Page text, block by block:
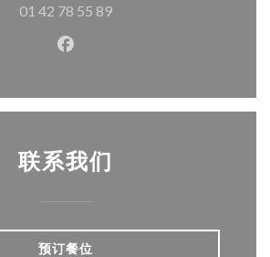
01 42 78 55 89
Facebook ((在新窗口中打开
联系我们
预订餐位